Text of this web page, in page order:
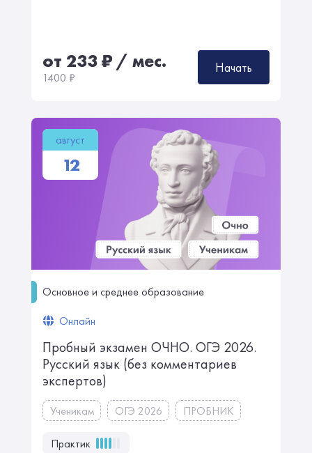
от 233₽/ мес.
1400 ₽
Начать
август
12
Основное и среднее образование
Онлайн
Пробный экзамен ОЧНО. ㅤㅤㅤОГЭ 2026.
Русский язык ㅤㅤㅤㅤ(без комментариев
экспертов)
Ученикам ОГЭ 2026 ПРОБНИК
Практик